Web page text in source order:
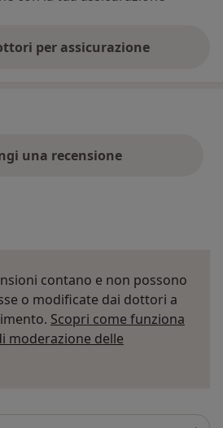
per assicurazione
una recensione
contano e non possono
o modificate dai dottori a
Scopri come funziona
moderazione delle